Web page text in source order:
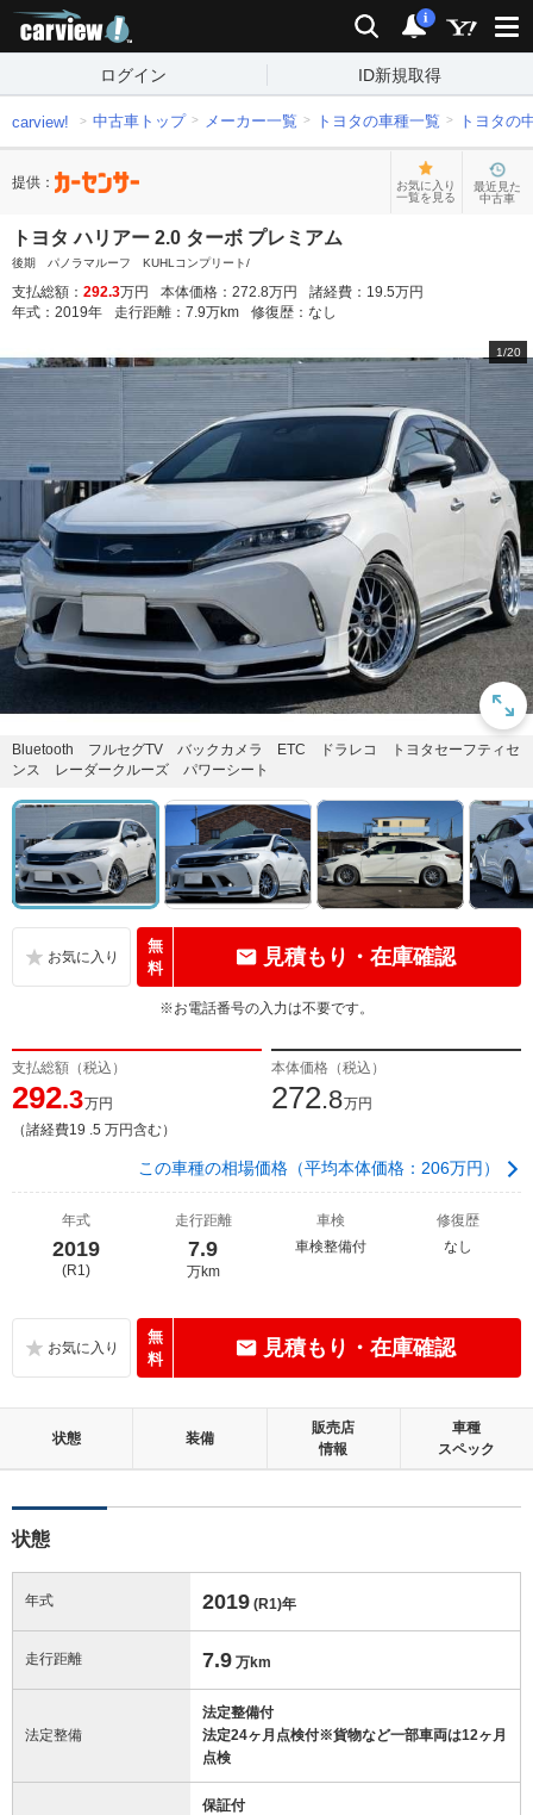
検索 通知
i
ログイン ID新規取得
carview! 中古車トップ メーカー一覧 トヨタの車種一覧 トヨタの
提供：
お気に入り
一覧を見る
最近見た
中古車
トヨタ ハリアー 2.0 ターボ プレミアム
後期 パノラマルーフ KUHLコンプリート/
支払総額： 292.3万円 本体価格： 272.8万円 諸経費： 19.5万円
年式： 2019年 走行距離： 7.9万km 修復歴： なし
1/20
Bluetooth フルセグTV バックカメラ ETC ドラレコ トヨタセーフティセ
ンス レーダークルーズ パワーシート
無
料
見積もり・在庫確認
※お電話番号の入力は不要です。
支払総額（税込）
292.3万円
（諸経費19 .5 万円含む）
本体価格（税込）
272.8万円
この車種の相場価格（平均本体価格：206万円）
年式
2019
(R1)
走行距離
7.9
万km
車検
車検整備付
修復歴
なし
無
料
見積もり・在庫確認
状態 装備
販売店
情報
車種
スペック
状態
年式 2019 (R1)年
走行距離 7.9 万km
法定整備
法定整備付
法定24ヶ月点検付※貨物など一部車両は12ヶ月
点検
保証付